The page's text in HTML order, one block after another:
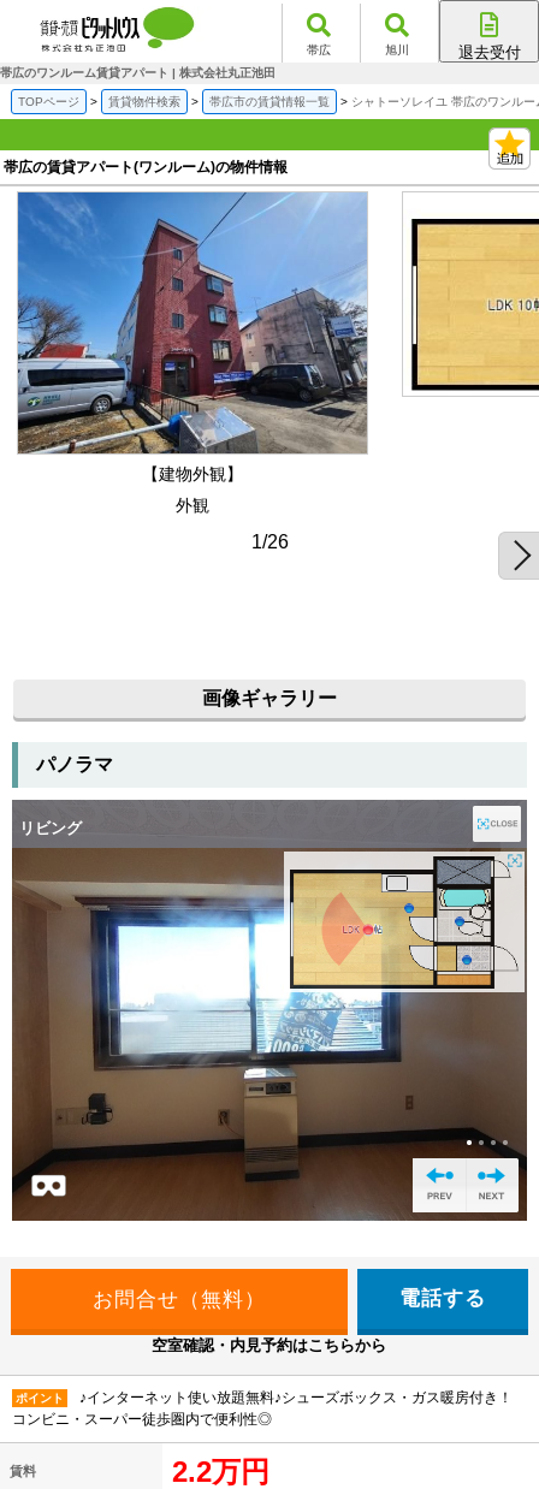
帯広 旭川 退去受付
帯広のワンルーム賃貸アパート | 株式会社丸正池田
TOPページ 賃貸物件検索 帯広市の賃貸情報一覧 シャトーソレイユ 帯広のワンル
帯広の賃貸アパート(ワンルーム)の物件情報
【建物外観】
外観
1/26
画像ギャラリー
パノラマ
電話する
空室確認・内見予約はこちらから
ポイント
♪インターネット使い放題無料♪シューズボックス・ガス暖房付き！
コンビニ・スーパー徒歩圏内で便利性◎
賃料 2.2万円